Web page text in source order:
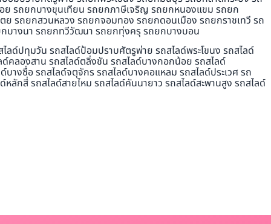
รถยกบางขุนเทียน รถยกภาษีเจริญ รถยกหนองแขม รถยก
รถยกสวนหลวง รถยกจอมทอง รถยกดอนเมือง รถยกราชเทวี รถ
บางนา รถยกทวีวัฒนา รถยกทุ่งครุ รถยกบางบอน
ลด์ปทุมวัน รถสไลด์ป้อมปราบศัตรูพ่าย รถสไลด์พระโขนง รถสไลด์
คลองสาน รถสไลด์ตลิ่งชัน รถสไลด์บางกอกน้อย รถสไลด์
งซื่อ รถสไลด์จตุจักร รถสไลด์บางคอแหลม รถสไลด์ประเวศ รถ
ลักสี่ รถสไลด์สายไหม รถสไลด์คันนายาว รถสไลด์สะพานสูง รถสไลด์